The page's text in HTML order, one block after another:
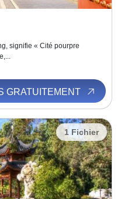
signifie « Cité pourpre
GRATUITEMENT
1 Fichier